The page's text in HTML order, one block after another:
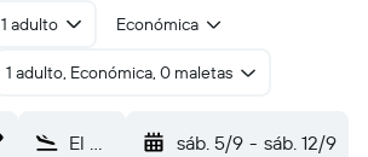
1 adulto Económica
1 adulto, Económica, 0 maletas
El Golea (ELG) sáb. 5/9 - sáb. 12/9